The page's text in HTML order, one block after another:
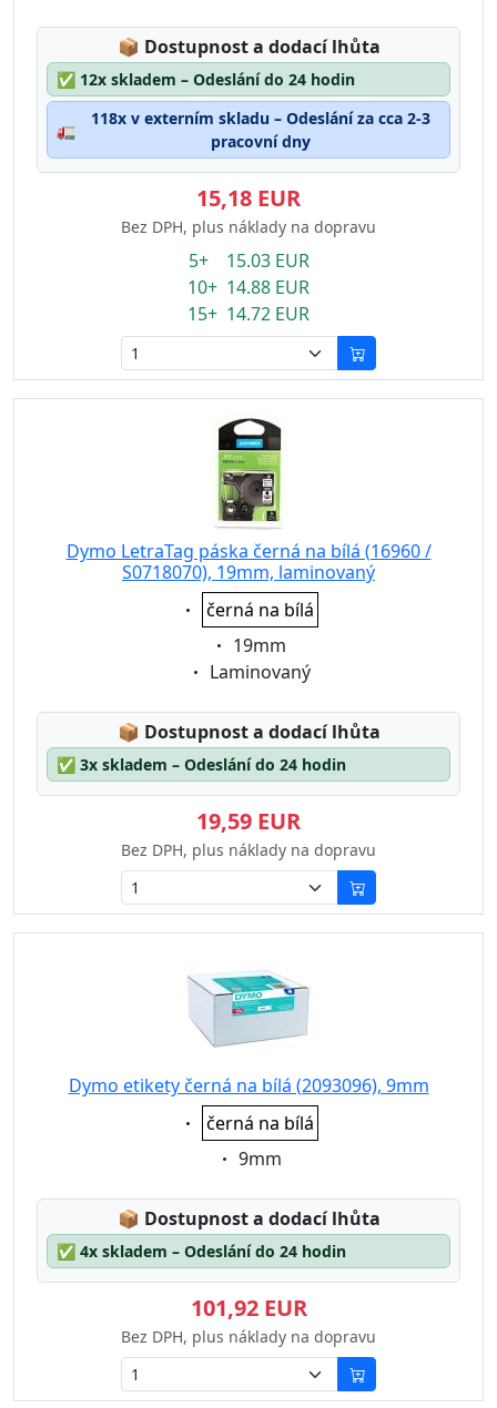
📦 Lagerstatus:
Dostupnost a dodací lhůta
✅ 12x skladem – Odeslání do 24 hodin
🚛
118x v externím skladu – Odeslání za cca 2-3
pracovní dny
15,18 EUR
Bez DPH, plus náklady na dopravu
5+ 15.03 EUR
10+ 14.88 EUR
15+ 14.72 EUR
Dymo LetraTag páska černá na bílá (16960 /
S0718070), 19mm, laminovaný
Eigenschaft:
černá na bílá
Eigenschaft:
19mm
Eigenschaft:
Laminovaný
📦 Lagerstatus:
Dostupnost a dodací lhůta
✅ 3x skladem – Odeslání do 24 hodin
19,59 EUR
Bez DPH, plus náklady na dopravu
Dymo etikety černá na bílá (2093096), 9mm
Eigenschaft:
černá na bílá
Eigenschaft:
9mm
📦 Lagerstatus:
Dostupnost a dodací lhůta
✅ 4x skladem – Odeslání do 24 hodin
101,92 EUR
Bez DPH, plus náklady na dopravu